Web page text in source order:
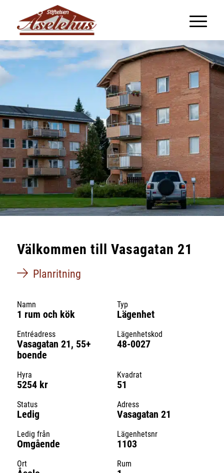
Välkommen till Vasagatan 21
Planritning
Namn
1 rum och kök
Typ
Lägenhet
Entréadress
Vasagatan 21, 55+
boende
Lägenhetskod
48-0027
Hyra
5254 kr
Kvadrat
51
Status
Ledig
Adress
Vasagatan 21
Ledig från
Omgående
Lägenhetsnr
1103
Ort Rum